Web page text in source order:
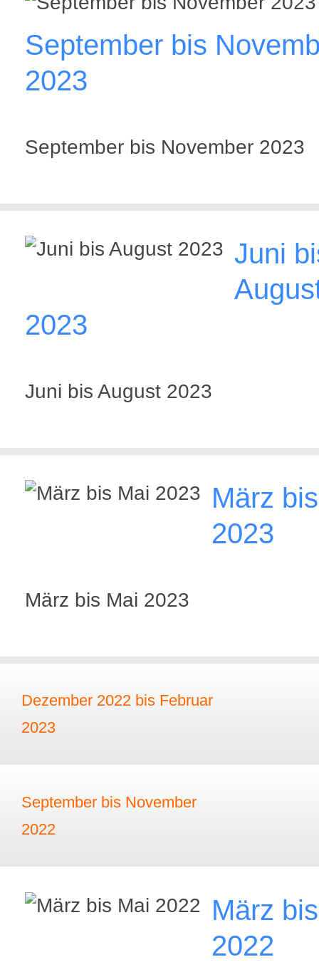
September bis
2023
September bis November 2023
Juni
2023
Juni bis August 2023
März
2023
März bis Mai 2023
Dezember 2022 bis Februar
2023
September bis November
2022
März
2022